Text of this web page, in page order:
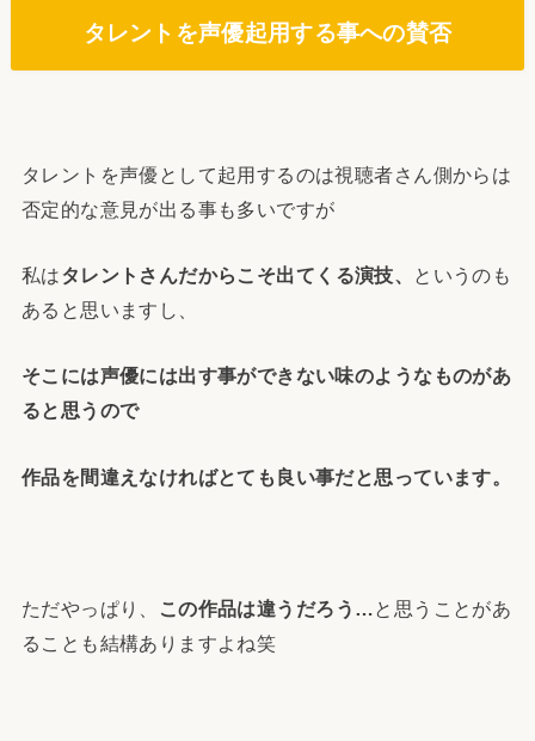
タレントを声優起用する事への賛否
タレントを声優として起用するのは視聴者さん側からは
否定的な意見が出る事も多いですが
私はタレントさんだからこそ出てくる演技、
というのも
あると思いますし、
そこには声優には出す事ができない味のようなものがあ
ると思うので
作品を間違えなければとても良い事だと思っています。
ただやっぱり、 この作品は違うだろう…と思うことがあ
ることも結構ありますよね笑